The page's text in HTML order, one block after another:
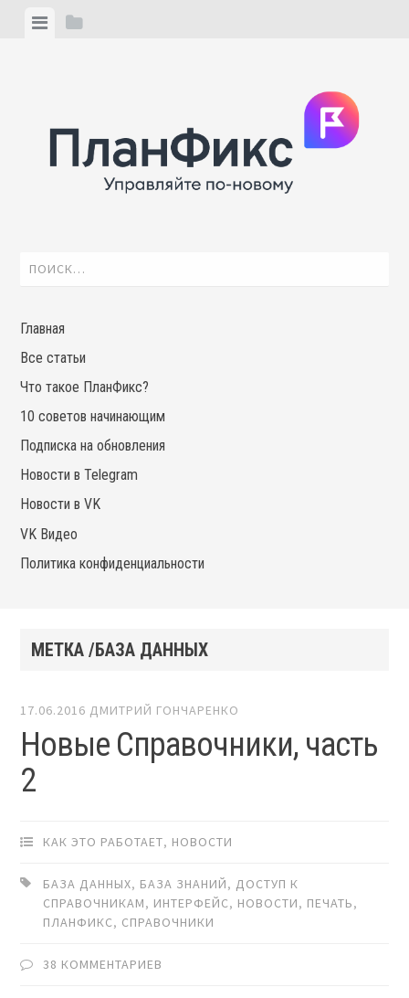
ViewView
Найти:
Главная
Все статьи
Что такое ПланФикс?
10 советов начинающим
Подписка на обновления
Новости в Telegram
Новости в VK
VK Видео
Политика конфиденциальности
МЕТКА /БАЗА ДАННЫХ
17.06.2016 ДМИТРИЙ ГОНЧАРЕНКО
Новые Справочники, часть
2
КАК ЭТО РАБОТАЕТ, НОВОСТИ
БАЗА ДАННЫХ, БАЗА ЗНАНИЙ, ДОСТУП К
СПРАВОЧНИКАМ, ИНТЕРФЕЙС, НОВОСТИ, ПЕЧАТЬ,
ПЛАНФИКС, СПРАВОЧНИКИ
38 КОММЕНТАРИЕВ